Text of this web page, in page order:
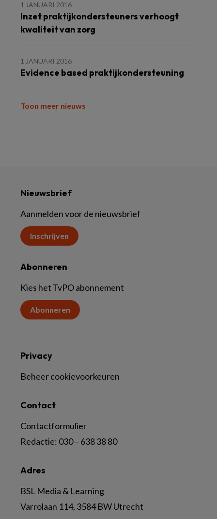
1 JANUARI 2016
Inzet praktijkondersteuners verhoogt
kwaliteit van zorg
1 JANUARI 2016
Evidence based praktijkondersteuning
Toon meer nieuws
Nieuwsbrief
Aanmelden voor de nieuwsbrief
Inschrijven
Abonneren
Kies het TvPO abonnement
Abonneren
Adres
BSL Media & Learning
Varrolaan 114, 3584 BW Utrecht
Contact
Contactformulier
Redactie: 030 – 638 38 80
Privacy
Beheer cookievoorkeuren